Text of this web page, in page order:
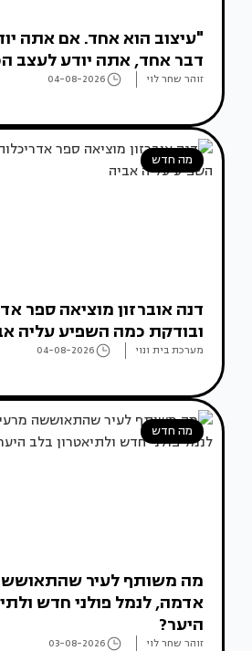
"עיצוב הוא אחד. אם אתה
דבר אחד, אתה יודע לעצב
זוהר שחר לוי 04-08-2026
מה חדש
דנה אוברזון מוציאה ספר
ובודקת כמה השפיע עליה
מערכת בית ונוי 04-08-2026
מה חדש
מה משותף לעיר
אדמה, לנמל פולני חדש
היער?
זוהר שחר לוי 03-08-2026